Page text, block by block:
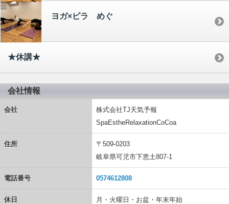
ヨガ×ピラ めぐ
★休講★
会社情報
会社
株式会社TJ天気予報
SpaEstheRelaxationCoCoa
住所
〒509-0203
岐阜県可児市下恵土807-1
電話番号 0574612808
休日 月・火曜日・お盆・年末年始